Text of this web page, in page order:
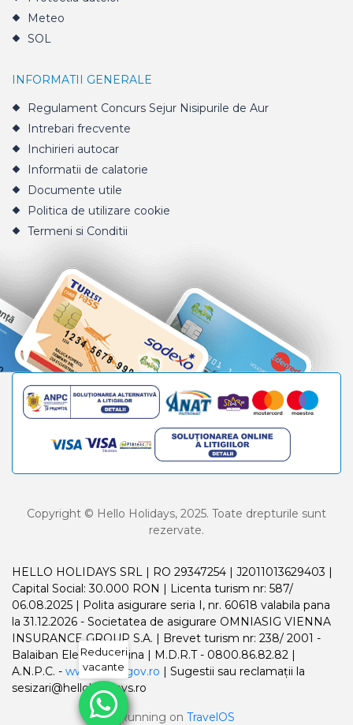
Meteo
SOL
INFORMATII GENERALE
Regulament Concurs Sejur Nisipurile de Aur
Intrebari frecvente
Inchirieri autocar
Informatii de calatorie
Documente utile
Politica de utilizare cookie
Termeni si Conditii
Copyright © Hello Holidays, 2025. Toate drepturile sunt
rezervate.
HELLO HOLIDAYS SRL | RO 29347254 | J2011013629403 |
Capital Social: 30.000 RON | Licenta turism nr: 587/
06.08.2025 | Polita asigurare seria I, nr. 60618 valabila pana
la 31.12.2026 - Societatea de asigurare OMNIASIG VIENNA
INSURANCE GROUP S.A. | Brevet turism nr: 238/ 2001 -
Balaiban Elena Madalina | M.D.R.T - 0800.86.82.82 |
A.N.P.C. - www.anpc.gov.ro | Sugestii sau reclamații la
sesizari@helloholidays.ro
Running on TravelOS
Reduceri
vacante